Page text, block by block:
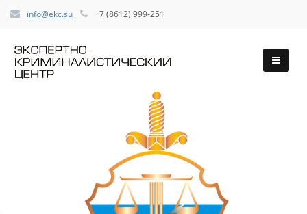
info@ekc.su +7 (8612) 999-251